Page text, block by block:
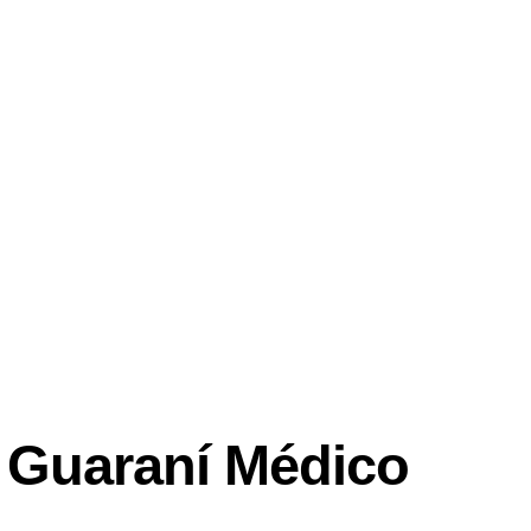
Médico